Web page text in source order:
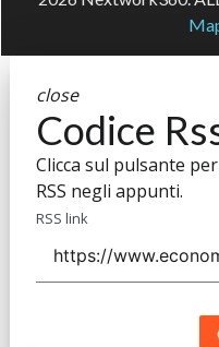
close
Codice
Clicca sul pulsante
RSS negli appunti.
RSS link